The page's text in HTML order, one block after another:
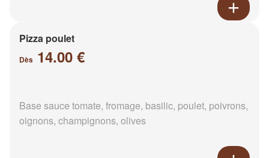
Pizza poulet
Dès 14.00 €
Base sauce tomate, fromage, basilic, poulet, poivrons,
oignons, champignons, olives